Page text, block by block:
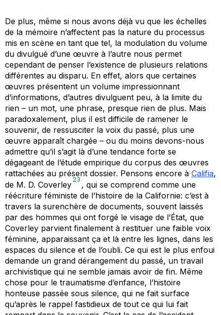
De plus, même si nous avons déjà vu que les échelles
de la mémoire n’affectent pas la nature du processus
mis en scène en tant que tel, la modulation du volume
du divulgué d’une œuvre à l’autre nous permet
cependant de penser l’existence de plusieurs relations
différentes au disparu. En effet, alors que certaines
œuvres présentent un volume impressionnant
d’informations, d’autres divulguent peu, à la limite du
rien – un mot, une phrase, presque rien de plus. Mais
paradoxalement, plus il est difficile de ramener le
souvenir, de ressusciter la voix du passé, plus une
œuvre apparaît chargée – ou du moins devons-nous
admettre qu’il s’agit là d’une tendance forte se
dégageant de l’étude empirique du corpus des œuvres
rattachées au présent dossier. Pensons encore à Califia,
de M. D. Coverley
23
, qui se comprend comme une
réécriture féministe de l’histoire de la Californie: c’est à
travers la surenchère de documents, souvent laissés
par des hommes qui ont forgé le visage de l’État, que
Coverley parvient finalement à restituer une faible voix
féminine, apparaissant ça et là entre les lignes, dans les
espaces du silence et de l’oubli. Ce qui est le plus enfoui
demande un grand dérangement du passé, un travail
archivistique qui ne semble jamais avoir de fin. Même
chose pour le traumatisme d’enfance, l’histoire
honteuse passée sous silence, qui ne fait surface
qu’après le rappel fastidieux de tout ce qui lui fait